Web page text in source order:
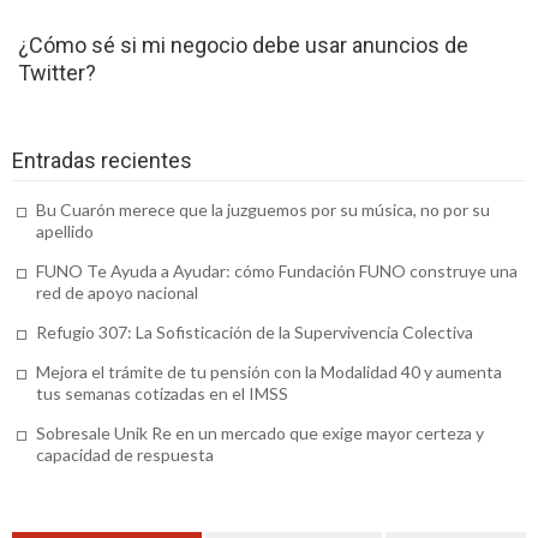
Textil publicitario: motivos por los que
el hogar y la industria
Academia Oposiciones Granada: errores
alternativa
Tienda online supervivencia, para adquirir
¿Cómo sé si mi negocio debe usar anuncios de
Twitter?
Entradas recientes
Bu Cuarón merece que la juzguemos por su música, no por su
apellido
FUNO Te Ayuda a Ayudar: cómo Fundación FUNO construye una
red de apoyo nacional
Refugio 307: La Sofisticación de la Supervivencia Colectiva
Mejora el trámite de tu pensión con la Modalidad 40 y aumenta
tus semanas cotizadas en el IMSS
Sobresale Unik Re en un mercado que exige mayor certeza y
capacidad de respuesta